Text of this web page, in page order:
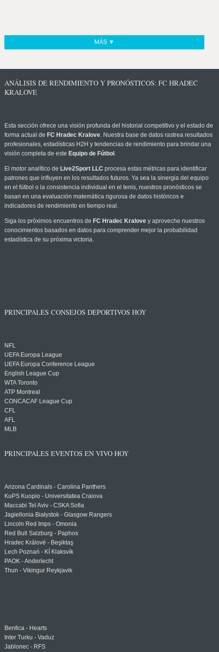
MÁS ▼
ANÁLISIS DE RENDIMIENTO Y PRONÓSTICOS: FC HRADEC
KRALOVE
Esta sección ofrece una visión profunda del historial competitivo y el estado de
forma actual de FC Hradec Kralove. Nuestra base de datos rastrea resultados
profesionales, estadísticas H2H y tendencias de rendimiento para brindar una
visión completa de este Equipo de Fútbol .
El motor analítico de Live2Sport LLC procesa estas métricas para identificar
patrones que influyen en los resultados futuros. Ya sea la sinergia del equipo
en el fútbol o la consistencia individual en el tenis, nuestros pronósticos se
basan en una evaluación matemática rigurosa de datos históricos e
indicadores de rendimiento en tiempo real.
Siga los próximos encuentros de FC Hradec Kralovey aproveche nuestros
conocimientos basados en datos para comprender mejor la probabilidad
estadística de su próxima victoria.
PRINCIPALES CONSEJOS DEPORTIVOS HOY
NFL
UEFA Europa League
UEFA Europa Conference League
English League Cup
WTA Toronto
ATP Montreal
CONCACAF League Cup
CFL
AFL
MLB
PRINCIPALES EVENTOS EN VIVO HOY
Arizona Cardinals - Carolina Panthers
KuPS Kuopio - Universitatea Craiova
Maccabi Tel Aviv - CSKA Sofia
Jagiellonia Białystok - Glasgow Rangers
Lincoln Red Imps - Omonia
Red Bull Salzburg - Paphos
Hradec Králové - Beşiktaş
Lech Poznań - KÍ Klaksvík
PAOK - Anderlecht
Thun - Vikingur Reykjavik
Benfica - Hearts
Inter Turku - Vaduz
Jablonec - RFS